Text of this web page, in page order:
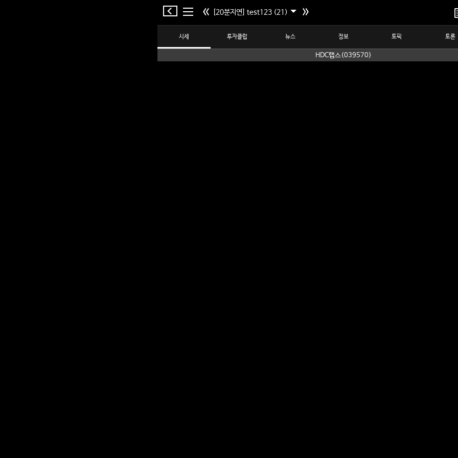
[20분지연] test123 (21)
시세 투자클럽 뉴스 정보 토픽 토론
HDC랩스(039570)